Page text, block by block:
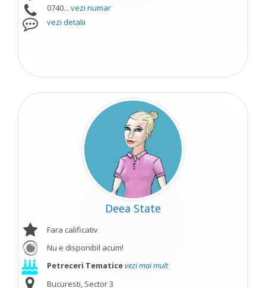
0740... vezi numar
vezi detalii
Deea State
Fara calificativ
Nu e disponibil acum!
Petreceri Tematicevezi mai mult
Bucuresti, Sector 3